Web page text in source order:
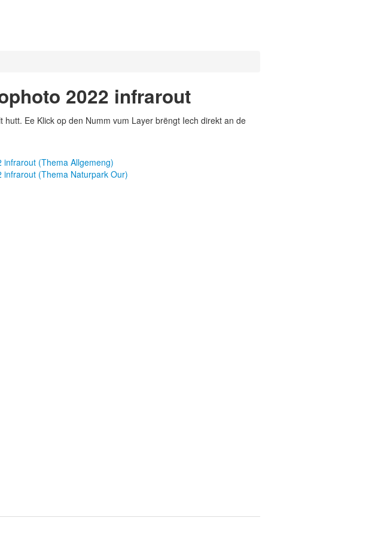
2022 infrarout
Ee Klick op den Numm vum Layer brëngt Iech direkt an de
infrarout (Thema Allgemeng)
infrarout (Thema Naturpark Our)